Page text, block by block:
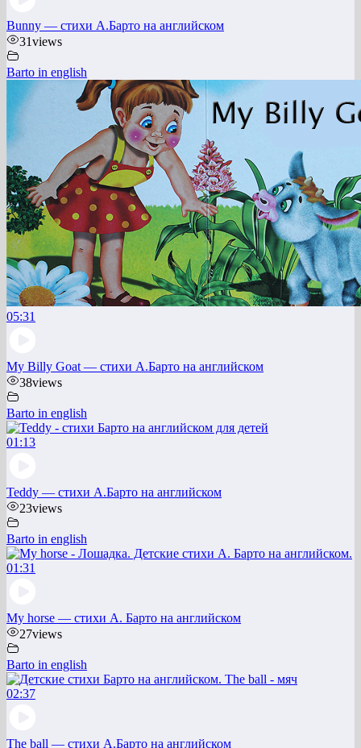
Bunny — стихи А.Барто на английском
31views
Barto in english
05:31
My Billy Goat — стихи А.Барто на английском
38views
Barto in english
01:13
Teddy — стихи А.Барто на английском
23views
Barto in english
01:31
My horse — стихи А. Барто на английском
27views
Barto in english
02:37
The ball — стихи А.Барто на английском